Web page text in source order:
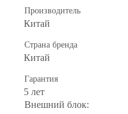
Производитель
Китай
Страна бренда
Китай
Гарантия
5 лет
Внешний блок: